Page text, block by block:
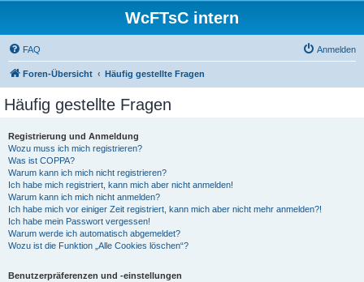
WcFTsC intern
FAQ Anmelden
Foren-Übersicht Häufig gestellte Fragen
Häufig gestellte Fragen
Registrierung und Anmeldung
Wozu muss ich mich registrieren?
Was ist COPPA?
Warum kann ich mich nicht registrieren?
Ich habe mich registriert, kann mich aber nicht anmelden!
Warum kann ich mich nicht anmelden?
Ich habe mich vor einiger Zeit registriert, kann mich aber nicht mehr anmelden?!
Ich habe mein Passwort vergessen!
Warum werde ich automatisch abgemeldet?
Wozu ist die Funktion „Alle Cookies löschen“?
Benutzerpräferenzen und -einstellungen